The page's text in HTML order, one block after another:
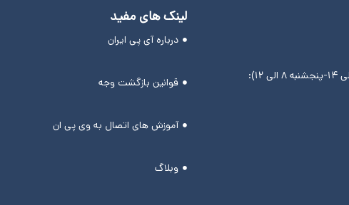
تماس تلفنی (شنبه الی چهارشنبه ۸ الی ۱۴-پنجشنبه ۸ الی ۱۲):
لینک های مفید
درباره آی پی ایران
قوانین بازگشت وجه
آموزش های اتصال به وی پی ان
وبلاگ